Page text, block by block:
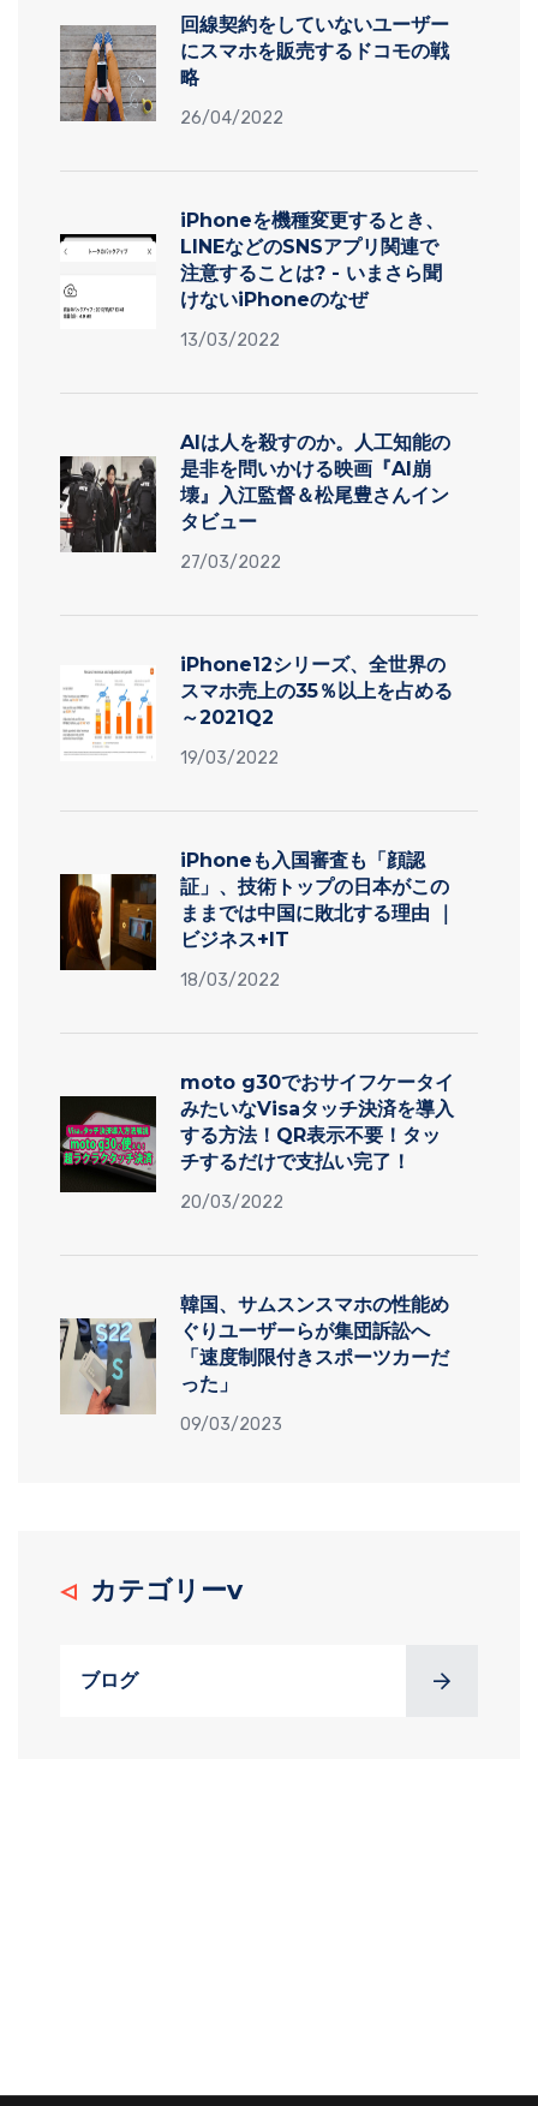
回線契約をしていないユーザー
にスマホを販売するドコモの戦
略
26/04/2022
iPhoneを機種変更するとき、
LINEなどのSNSアプリ関連で
注意することは? - いまさら聞
けないiPhoneのなぜ
13/03/2022
AIは人を殺すのか。人工知能の
是非を問いかける映画『AI崩
壊』入江監督＆松尾豊さんイン
タビュー
27/03/2022
iPhone12シリーズ、全世界の
スマホ売上の35％以上を占める
～2021Q2
19/03/2022
iPhoneも入国審査も「顔認
証」、技術トップの日本がこの
ままでは中国に敗北する理由 ｜
ビジネス+IT
18/03/2022
moto g30でおサイフケータイ
みたいなVisaタッチ決済を導入
する方法！QR表示不要！タッ
チするだけで支払い完了！
20/03/2022
韓国、サムスンスマホの性能め
ぐりユーザーらが集団訴訟へ
「速度制限付きスポーツカーだ
った」
09/03/2023
カテゴリーv
ブログ